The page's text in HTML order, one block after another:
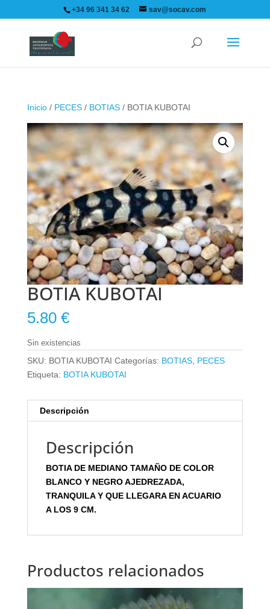
+34 96 341 34 62 sav@socav.com
Inicio/ PECES/ BOTIAS/ BOTIA KUBOTAI
BOTIA KUBOTAI
5.80 €
Sin existencias
SKU: BOTIA KUBOTAI Categorías: BOTIAS, PECES
Etiqueta: BOTIA KUBOTAI
Descripción
Descripción
BOTIA DE MEDIANO TAMAÑO DE COLOR
BLANCO Y NEGRO AJEDREZADA,
TRANQUILA Y QUE LLEGARA EN ACUARIO
A LOS 9 CM.
Productos relacionados